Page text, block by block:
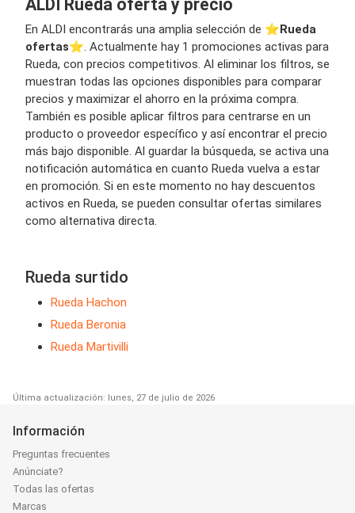
ALDI Rueda oferta y precio
En ALDI encontrarás una amplia selección de ⭐️Rueda
ofertas⭐️. Actualmente hay 1 promociones activas para
Rueda, con precios competitivos. Al eliminar los filtros, se
muestran todas las opciones disponibles para comparar
precios y maximizar el ahorro en la próxima compra.
También es posible aplicar filtros para centrarse en un
producto o proveedor específico y así encontrar el precio
más bajo disponible. Al guardar la búsqueda, se activa una
notificación automática en cuanto Rueda vuelva a estar
en promoción. Si en este momento no hay descuentos
activos en Rueda, se pueden consultar ofertas similares
como alternativa directa.
Rueda surtido
Rueda Hachon
Rueda Beronia
Rueda Martivilli
Última actualización: lunes, 27 de julio de 2026
Información
Preguntas frecuentes
Anúnciate?
Todas las ofertas
Marcas